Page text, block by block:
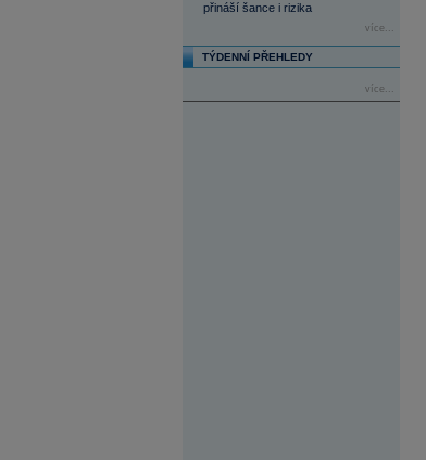
přináší šance i rizika
více...
TÝDENNÍ PŘEHLEDY
více...